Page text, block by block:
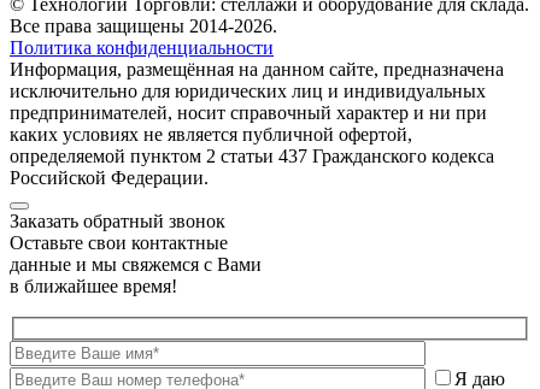
© Технологии Торговли: стеллажи и оборудование для склада.
Все права защищены 2014-2026.
Политика конфиденциальности
Информация, размещённая на данном сайте, предназначена
исключительно для юридических лиц и индивидуальных
предпринимателей, носит справочный характер и ни при
каких условиях не является публичной офертой,
определяемой пунктом 2 статьи 437 Гражданского кодекса
Российской Федерации.
Заказать обратный звонок
Оставьте свои контактные
данные и мы свяжемся с Вами
в ближайшее время!
Я даю